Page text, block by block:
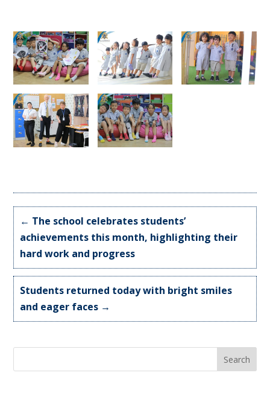
← The school celebrates students’
achievements this month, highlighting their
hard work and progress
Students returned today with bright smiles
and eager faces →
Search